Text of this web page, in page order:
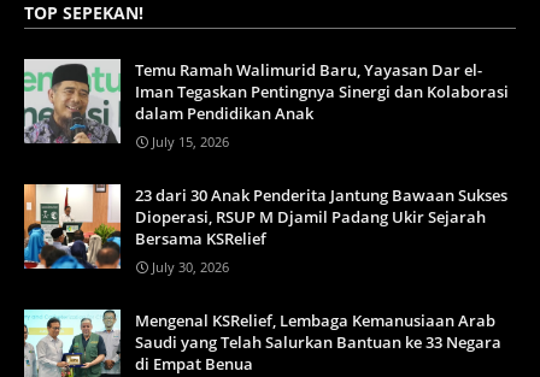
TOP SEPEKAN!
Temu Ramah Walimurid Baru, Yayasan Dar el-
Iman Tegaskan Pentingnya Sinergi dan Kolaborasi
dalam Pendidikan Anak
July 15, 2026
23 dari 30 Anak Penderita Jantung Bawaan Sukses
Dioperasi, RSUP M Djamil Padang Ukir Sejarah
Bersama KSRelief
July 30, 2026
Mengenal KSRelief, Lembaga Kemanusiaan Arab
Saudi yang Telah Salurkan Bantuan ke 33 Negara
di Empat Benua